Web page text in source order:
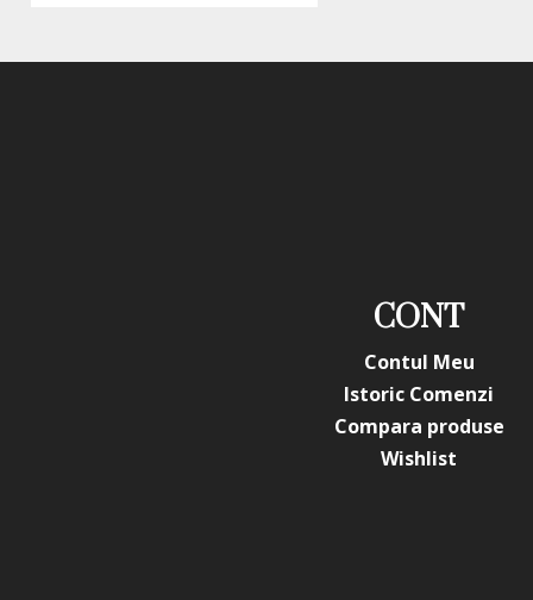
CONT
Contul Meu
Istoric Comenzi
Compara produse
Wishlist